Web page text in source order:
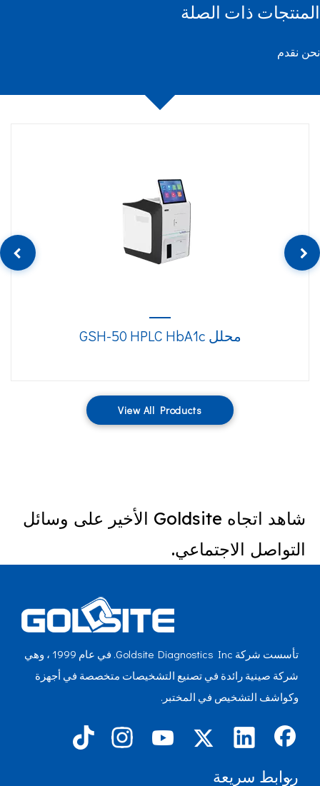
المنتجات ذات الصلة
نحن نقدم
محلل GSH-50 HPLC HbA1c
View All Products
شاهد اتجاه Goldsite الأخير على وسائل
التواصل الاجتماعي.
تأسست شركة Goldsite Diagnostics Inc. في عام 1999 ، وهي
شركة صينية رائدة في تصنيع التشخيصات متخصصة في أجهزة
وكواشف التشخيص في المختبر.
روابط سريعة